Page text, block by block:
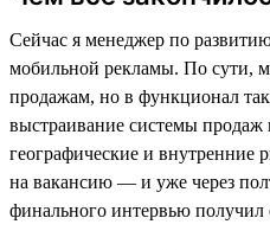
Сейчас я менеджер по
мобильной рекламы. По сути,
продажам, но в функционал
выстраивание системы
географические и внутренние
на вакансию — и уже через
финального интервью получил